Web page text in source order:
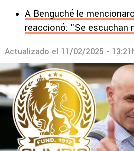
A Benguché le
reaccionó: "Se escuchan
Actualizado el 11/02/2025 -